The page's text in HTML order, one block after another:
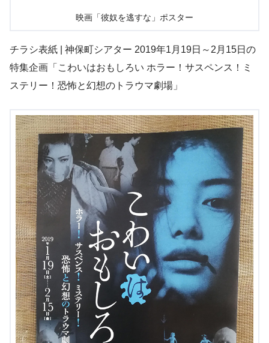
映画「彼奴を逃すな」ポスター
チラシ表紙 | 神保町シアター 2019年1月19日～2月15日の
特集企画「こわいはおもしろい ホラー！サスペンス！ミ
ステリー！恐怖と幻想のトラウマ劇場」